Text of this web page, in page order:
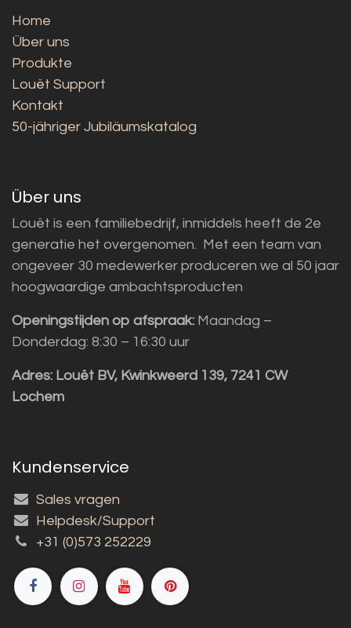
Home
Über uns
Produkte
Louët Support
Kontakt
50-jähriger Jubiläumskatalog
Über uns
Louët is een familiebedrijf, inmiddels heeft de 2e
generatie het overgenomen. Met een team van
ongeveer 30 medewerker produceren we al 50 jaar
hoogwaardige ambachtsproducten
Openingstijden op afspraak: Maandag –
Donderdag: 8:30 – 16:30 uur
Adres: Louët BV, Kwinkweerd 139, 7241 CW
Lochem
Kundenservice
Sales vragen
Helpdesk/Support
+31 (0)573 252229